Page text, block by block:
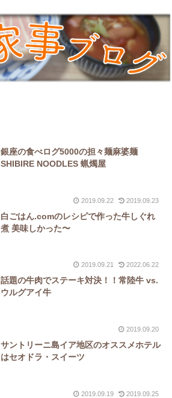
銀座の食べログ5000の担々麺麻婆麺
SHIBIRE NOODLES 蝋燭屋
2019.09.22 2019.09.23
白ごはん.comのレシピで作った牛しぐれ
煮 美味しかった〜
2019.09.21 2022.06.22
話題の牛肉でステーキ対決！！常陸牛 vs.
ウルグアイ牛
2019.09.20
サントリーニ島イア地区のオススメホテル
はセオドラ・スイーツ
2019.09.19 2019.09.25